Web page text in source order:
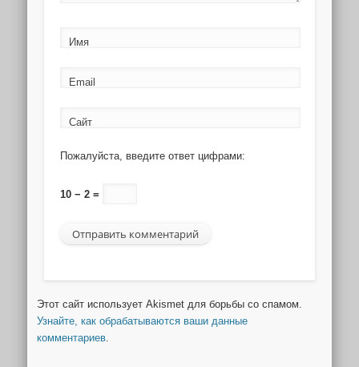
Имя
Email
Сайт
Пожалуйста, введите ответ цифрами:
10 − 2 =
Этот сайт использует Akismet для борьбы со спамом.
Узнайте, как обрабатываются ваши данные
комментариев.